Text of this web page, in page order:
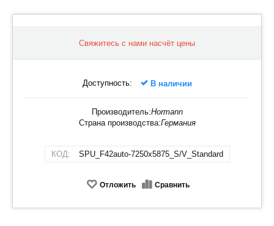
Свяжитесь с нами насчёт цены
Доступность: В наличии
Производитель:Hormann
Страна производства:Германия
КОД: SPU_F42auto-7250х5875_S/V_Standard
Отложить Сравнить